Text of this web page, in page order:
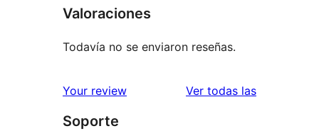
Valoraciones
Todavía no se enviaron reseñas.
Your review Ver todas lasreseñas
Soporte